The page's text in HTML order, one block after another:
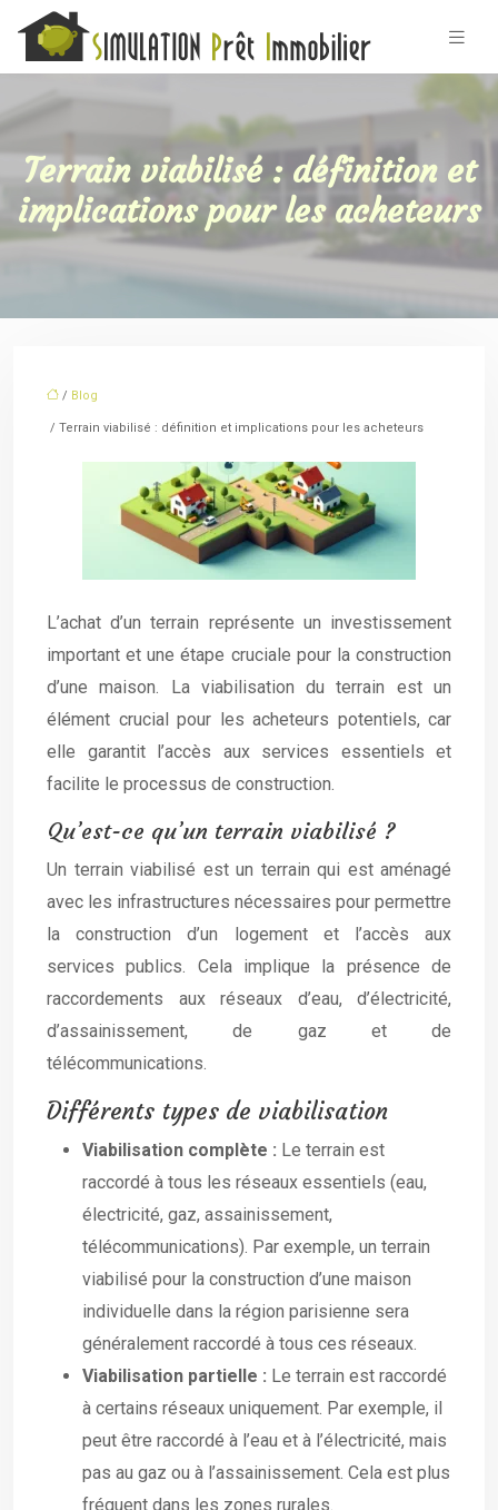
Terrain viabilisé : définition et
implications pour les acheteurs
/ Blog
/ Terrain viabilisé : définition et implications pour les acheteurs
L’achat d’un terrain représente un investissement
important et une étape cruciale pour la construction
d’une maison. La viabilisation du terrain est un
élément crucial pour les acheteurs potentiels, car
elle garantit l’accès aux services essentiels et
facilite le processus de construction.
Qu’est-ce qu’un terrain viabilisé ?
Un terrain viabilisé est un terrain qui est aménagé
avec les infrastructures nécessaires pour permettre
la construction d’un logement et l’accès aux
services publics. Cela implique la présence de
raccordements aux réseaux d’eau, d’électricité,
d’assainissement, de gaz et de
télécommunications.
Différents types de viabilisation
Viabilisation complète : Le terrain est
raccordé à tous les réseaux essentiels (eau,
électricité, gaz, assainissement,
télécommunications). Par exemple, un terrain
viabilisé pour la construction d’une maison
individuelle dans la région parisienne sera
généralement raccordé à tous ces réseaux.
Viabilisation partielle : Le terrain est raccordé
à certains réseaux uniquement. Par exemple, il
peut être raccordé à l’eau et à l’électricité, mais
pas au gaz ou à l’assainissement. Cela est plus
fréquent dans les zones rurales.